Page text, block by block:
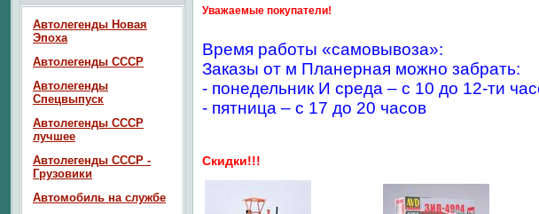
Уважаемые покупатели!
Время работы «самовывоза»:
Заказы от м Планерная можно забрать:
- понедельник И среда – с 10 до 12-ти
- пятница – с 17 до 20 часов
Скидки!!!
Автолегенды Новая
Эпоха
Автолегенды СССР
Автолегенды
Спецвыпуск
Автолегенды СССР
лучшее
Автолегенды СССР -
Грузовики
Автомобиль на службе